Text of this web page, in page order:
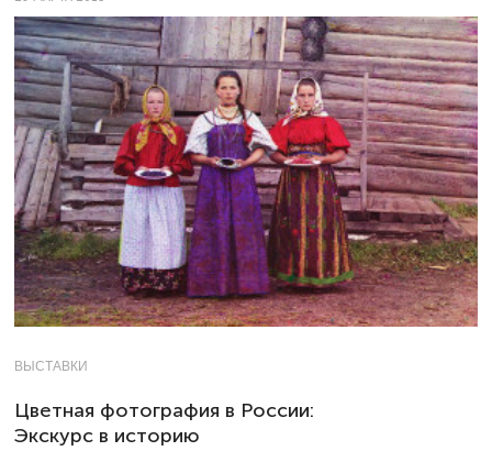
ВЫСТАВКИ
Цветная фотография в России:
Экскурс в историю